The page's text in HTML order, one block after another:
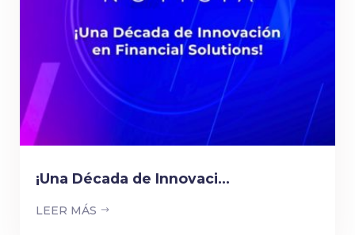
¡Una Década de Innovaci...
LEER MÁS